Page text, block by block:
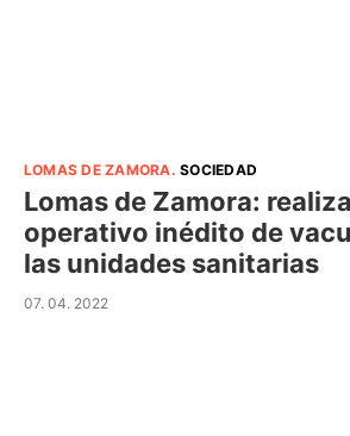
LOMAS DE ZAMORA.SOCIEDAD
Lomas de Zamora:
operativo inédito de
las unidades sanitarias
07. 04. 2022